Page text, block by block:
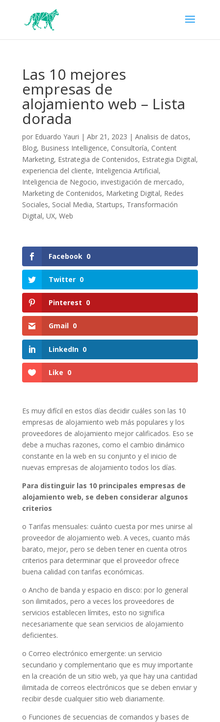
Las 10 mejores
empresas de
alojamiento web – Lista
dorada
por Eduardo Yauri | Abr 21, 2023 | Analisis de datos,
Blog, Business Intelligence, Consultoría, Content
Marketing, Estrategia de Contenidos, Estrategia Digital,
experiencia del cliente, Inteligencia Artificial,
Inteligencia de Negocio, investigación de mercado,
Marketing de Contenidos, Marketing Digital, Redes
Sociales, Social Media, Startups, Transformación
Digital, UX, Web
Facebook 0
Twitter 0
Pinterest 0
Gmail 0
LinkedIn 0
Like 0
Es muy difícil en estos días decidir cuáles son las 10
empresas de alojamiento web más populares y los
proveedores de alojamiento mejor calificados. Eso se
debe a muchas razones, como el cambio dinámico
constante en la web en su conjunto y el inicio de
nuevas empresas de alojamiento todos los días.
Para distinguir las 10 principales empresas de
alojamiento web, se deben considerar algunos
criterios
o Tarifas mensuales: cuánto cuesta por mes unirse al
proveedor de alojamiento web. A veces, cuanto más
barato, mejor, pero se deben tener en cuenta otros
criterios para determinar que el proveedor ofrece
buena calidad con tarifas económicas.
o Ancho de banda y espacio en disco: por lo general
son ilimitados, pero a veces los proveedores de
servicios establecen límites, esto no significa
necesariamente que sean servicios de alojamiento
deficientes.
o Correo electrónico emergente: un servicio
secundario y complementario que es muy importante
en la creación de un sitio web, ya que hay una cantidad
ilimitada de correos electrónicos que se deben enviar y
recibir desde cualquier sitio web diariamente.
o Funciones de secuencias de comandos y bases de